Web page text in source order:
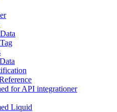
for API integrationer
Liquid